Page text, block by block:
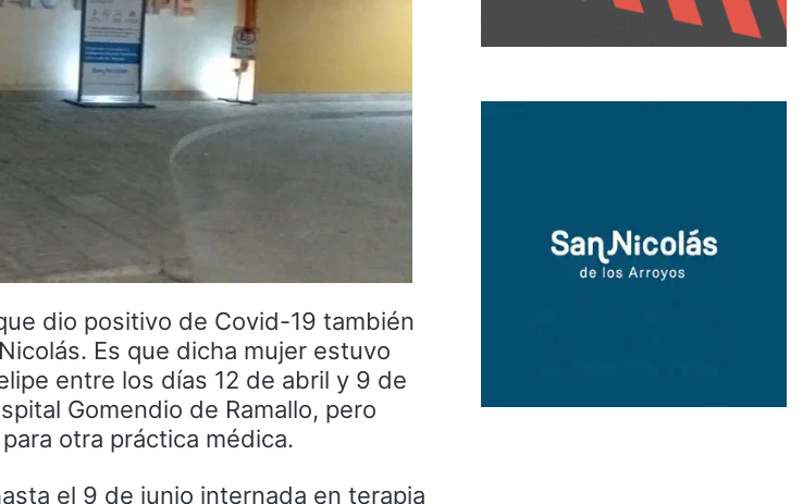
dio positivo de Covid-19 también
Es que dicha mujer estuvo
entre los días 12 de abril y 9 de
Gomendio de Ramallo, pero
otra práctica médica.
el 9 de junio internada en terapia